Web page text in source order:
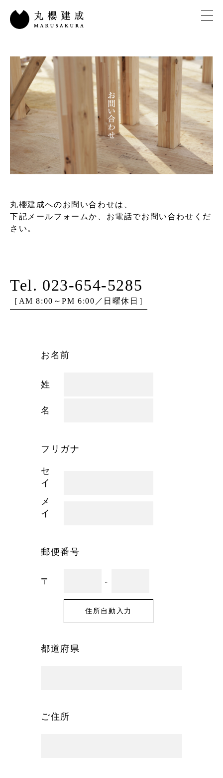
丸櫻建成へのお問い合わせは、
下記メールフォームか、お電話でお問い合わせくだ
さい。
Tel. 023-654-5285
［AM 8:00～PM 6:00／日曜休日］
お名前
姓
名
フリガナ
セ
イ
メ
イ
郵便番号
〒 -
住所自動入力
都道府県
ご住所